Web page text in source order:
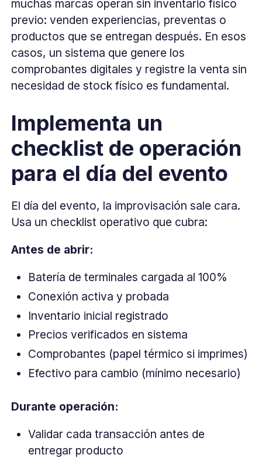
muchas marcas operan sin inventario físico
previo: venden experiencias, preventas o
productos que se entregan después. En esos
casos, un sistema que genere los
comprobantes digitales y registre la venta sin
necesidad de stock físico es fundamental.
Implementa un
checklist de operación
para el día del evento
El día del evento, la improvisación sale cara.
Usa un checklist operativo que cubra:
Antes de abrir:
Batería de terminales cargada al 100%
Conexión activa y probada
Inventario inicial registrado
Precios verificados en sistema
Comprobantes (papel térmico si imprimes)
Efectivo para cambio (mínimo necesario)
Durante operación:
Validar cada transacción antes de
entregar producto